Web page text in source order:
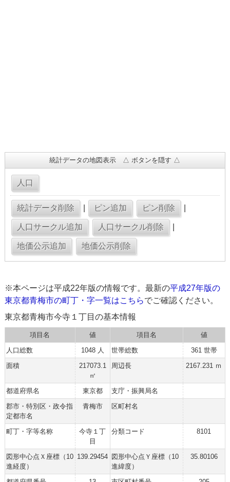
統計データの地図表示 △ ボタンを隠す △
※本ページは平成22年版の情報です。最新の平成27年版の
東京都青梅市の町丁・字一覧はこちらでご確認ください。
東京都青梅市今寺１丁目の基本情報
項目名 値 項目名
値
人口総数
1048 人 世帯総数
361 世帯
面積
217073.1
㎡
周辺長 2167.231 ｍ
都道府県名 東京都
支庁・振興局名
郡市・特別区・政令指
定都市名
青梅市 区町村名
町丁・字等名称
今寺１丁
目
分類コード 8101
図形中心点Ｘ座標（10
進経度）
139.29454 図形中心点Ｙ座標（10
進緯度）
35.80106